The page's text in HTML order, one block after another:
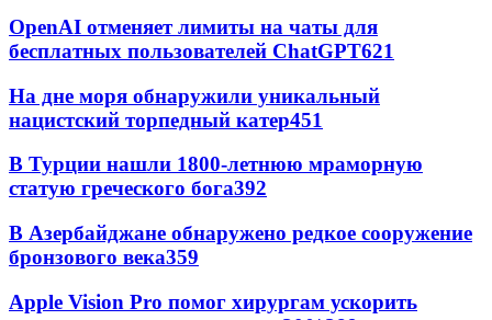
OpenAI отменяет лимиты на чаты для
бесплатных пользователей ChatGPT621
На дне моря обнаружили уникальный
нацистский торпедный катер451
В Турции нашли 1800-летнюю мраморную
статую греческого бога392
В Азербайджане обнаружено редкое сооружение
бронзового века359
Apple Vision Pro помог хирургам ускорить